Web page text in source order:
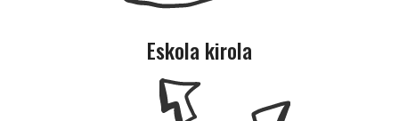
Eskola kirola